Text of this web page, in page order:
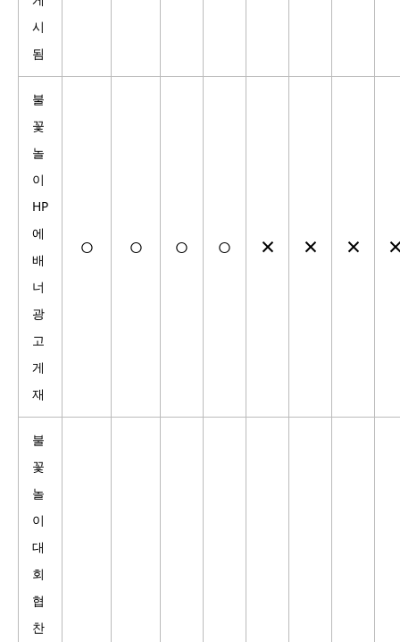
시
됨
불
꽃
놀
이
HP
에
배
너
광
고
게
재
○ ○ ○ ○ × × ×
불
꽃
놀
이
대
회
협
찬